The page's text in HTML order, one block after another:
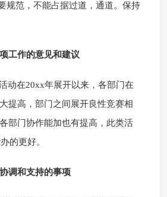
规范，不能占据过道，通道。保持
工作的意见和建议
动在20xx年展开以来，各部门在
提高，部门之间展开良性竞赛相
部门协作能加也有提高，此类活
的更好。
调和支持的事项